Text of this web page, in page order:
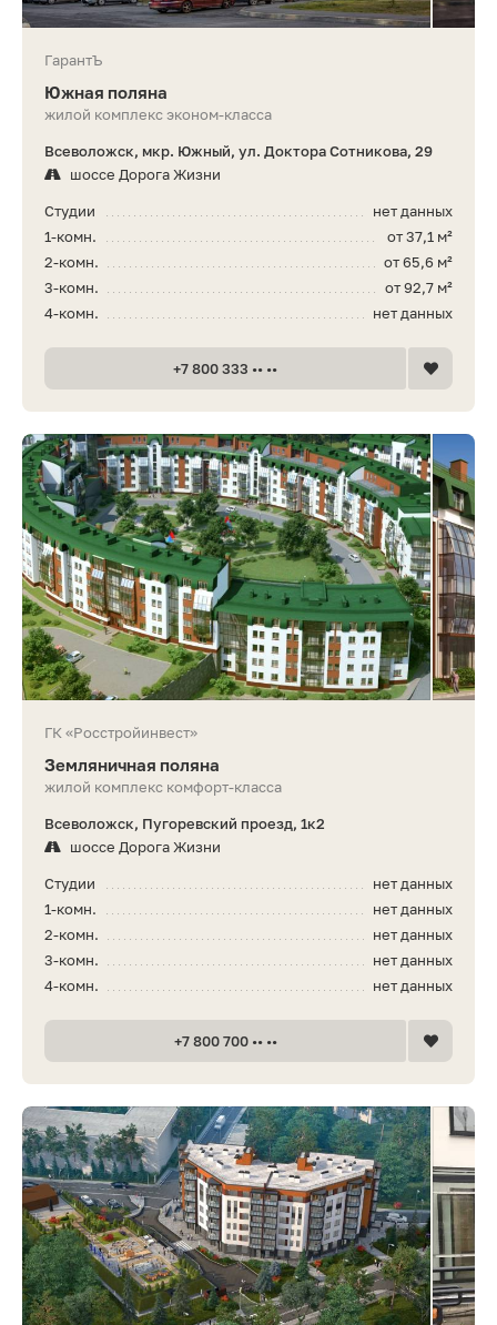
ГарантЪ
Южная поляна
жилой комплекс эконом-класса
Всеволожск, мкр. Южный, ул. Доктора Сотникова, 29
шоссе Дорога Жизни
нет данных
Студии
от 37,1 м²
1-комн.
от 65,6 м²
2-комн.
от 92,7 м²
3-комн.
нет данных
4-комн.
+7 800 333 •• ••
ГК «Росстройинвест»
Земляничная поляна
жилой комплекс комфорт-класса
Всеволожск, Пугоревский проезд, 1к2
шоссе Дорога Жизни
нет данных
Студии
нет данных
1-комн.
нет данных
2-комн.
нет данных
3-комн.
нет данных
4-комн.
+7 800 700 •• ••